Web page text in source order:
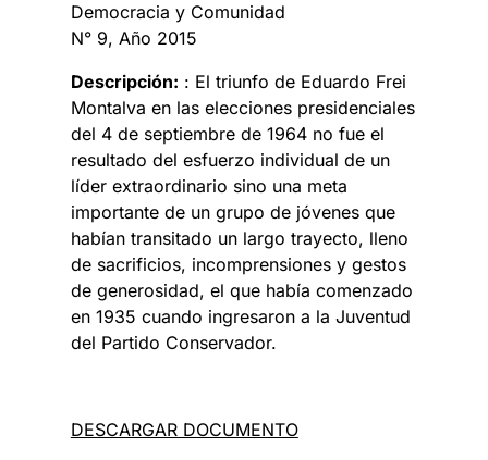
Democracia y Comunidad
N° 9, Año 2015
Descripción: : El triunfo de Eduardo Frei
Montalva en las elecciones presidenciales
del 4 de septiembre de 1964 no fue el
resultado del esfuerzo individual de un
líder extraordinario sino una meta
importante de un grupo de jóvenes que
habían transitado un largo trayecto, lleno
de sacrificios, incomprensiones y gestos
de generosidad, el que había comenzado
en 1935 cuando ingresaron a la Juventud
del Partido Conservador.
DESCARGAR DOCUMENTO